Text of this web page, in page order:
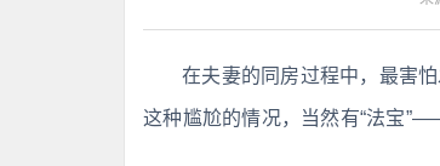
在夫妻的同房过程中，最害
这种尴尬的情况，当然有“法宝